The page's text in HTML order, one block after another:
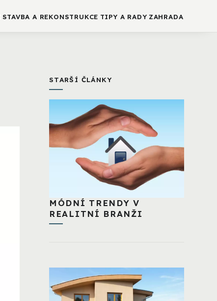
STAVBA A REKONSTRUKCE TIPY A RADY ZAHRADA
STARŠÍ ČLÁNKY
MÓDNÍ TRENDY V
REALITNÍ BRANŽI